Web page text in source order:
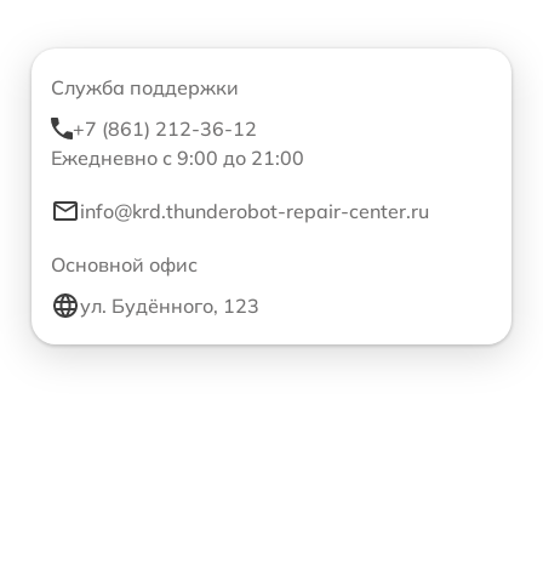
Служба поддержки
+7 (861) 212-36-12
Ежедневно с 9:00 до 21:00
info@krd.thunderobot-repair-center.ru
Основной офис
ул. Будённого, 123